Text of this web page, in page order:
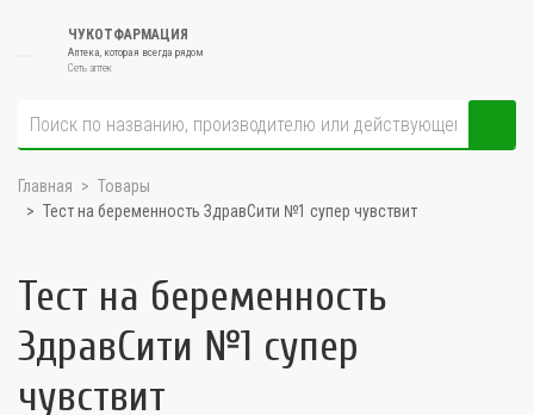
ЧУКОТФАРМАЦИЯ
Аптека, которая всегда рядом
Сеть аптек
Главная
Товары
Тест на беременность ЗдравСити №1 супер чувствит
Тест на беременность
ЗдравСити №1 супер
чувствит